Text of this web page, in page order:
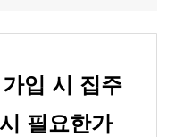
입 시 집주
필요한가